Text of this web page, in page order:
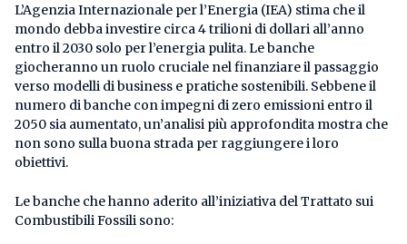
L’Agenzia Internazionale per l’Energia (IEA) stima che il
mondo debba investire circa 4 trilioni di dollari all’anno
entro il 2030 solo per l’energia pulita. Le banche
giocheranno un ruolo cruciale nel finanziare il passaggio
verso modelli di business e pratiche sostenibili. Sebbene il
numero di banche con impegni di zero emissioni entro il
2050 sia aumentato, un’analisi più approfondita mostra che
non sono sulla buona strada per raggiungere i loro
obiettivi.
Le banche che hanno aderito all’iniziativa del Trattato sui
Combustibili Fossili sono: